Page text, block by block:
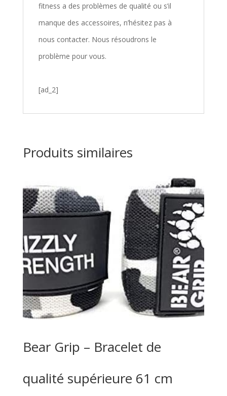
fitness a des problèmes de qualité ou s’il
manque des accessoires, n’hésitez pas à
nous contacter. Nous résoudrons le
problème pour vous.
[ad_2]
Produits similaires
Bear Grip – Bracelet de
qualité supérieure 61 cm